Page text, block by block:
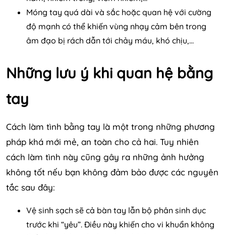
Móng tay quá dài và sắc hoặc quan hệ với cường
độ mạnh có thể khiến vùng nhạy cảm bên trong
âm đạo bị rách dẫn tới chảy máu, khó chịu,…
Những lưu ý khi quan hệ bằng
tay
Cách làm tình bằng tay là một trong những phương
pháp khá mới mẻ, an toàn cho cả hai. Tuy nhiên
cách làm tình này cũng gây ra những ảnh hưởng
không tốt nếu bạn không đảm bảo được các nguyên
tắc sau đây:
Vệ sinh sạch sẽ cả bàn tay lẫn bộ phân sinh dục
trước khi “yêu”. Điều này khiến cho vi khuẩn không